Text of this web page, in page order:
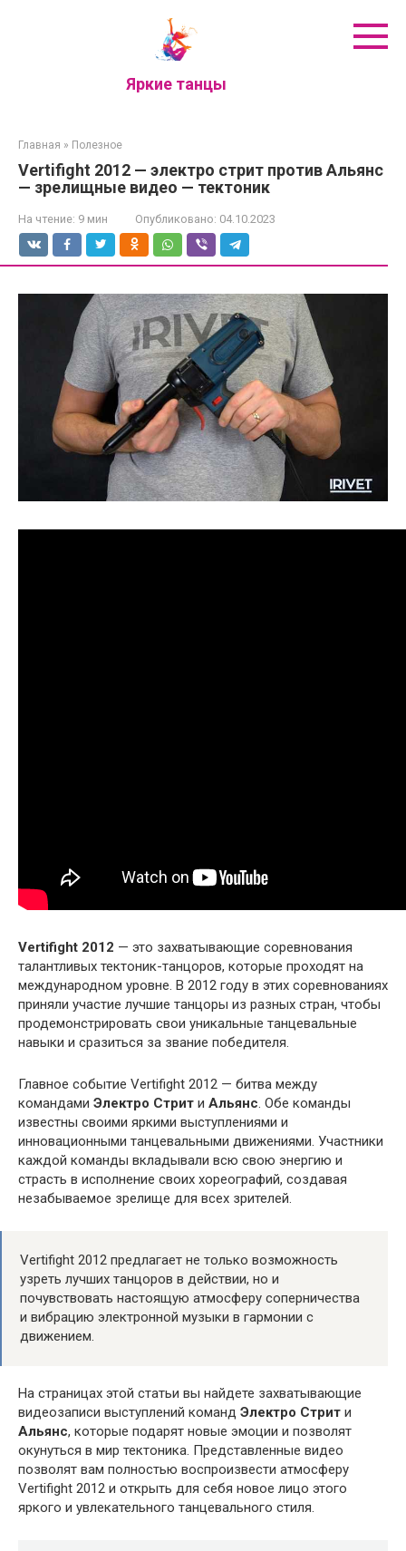
Яркие танцы
Главная » Полезное
Vertifight 2012 — электро стрит против Альянс
— зрелищные видео — тектоник
На чтение: 9 мин Опубликовано: 04.10.2023
Vertifight 2012 — это захватывающие соревнования
талантливых тектоник-танцоров, которые проходят на
международном уровне. В 2012 году в этих соревнованиях
приняли участие лучшие танцоры из разных стран, чтобы
продемонстрировать свои уникальные танцевальные
навыки и сразиться за звание победителя.
Главное событие Vertifight 2012 — битва между
командами Электро Стрит и Альянс. Обе команды
известны своими яркими выступлениями и
инновационными танцевальными движениями. Участники
каждой команды вкладывали всю свою энергию и
страсть в исполнение своих хореографий, создавая
незабываемое зрелище для всех зрителей.
Vertifight 2012 предлагает не только возможность
узреть лучших танцоров в действии, но и
почувствовать настоящую атмосферу соперничества
и вибрацию электронной музыки в гармонии с
движением.
На страницах этой статьи вы найдете захватывающие
видеозаписи выступлений команд Электро Стрит и
Альянс, которые подарят новые эмоции и позволят
окунуться в мир тектоника. Представленные видео
позволят вам полностью воспроизвести атмосферу
Vertifight 2012 и открыть для себя новое лицо этого
яркого и увлекательного танцевального стиля.